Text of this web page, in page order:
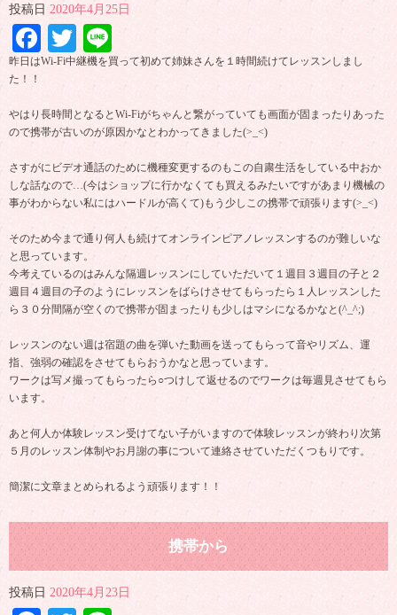
投稿日 2020年4月25日
Facebook
Twitter
昨日はWi-Fi中継機を買って初めて姉妹さんを１時間続けてレッスンしまし
た！！
やはり長時間となるとWi-Fiがちゃんと繋がっていても画面が固まったりあった
ので携帯が古いのが原因かなとわかってきました(>_<)
さすがにビデオ通話のために機種変更するのもこの自粛生活をしている中おか
しな話なので…(今はショップに行かなくても買えるみたいですがあまり機械の
事がわからない私にはハードルが高くて)もう少しこの携帯で頑張ります(>_<)
そのため今まで通り何人も続けてオンラインピアノレッスンするのが難しいな
と思っています。
今考えているのはみんな隔週レッスンにしていただいて１週目３週目の子と２
週目４週目の子のようにレッスンをばらけさせてもらったら１人レッスンした
ら３０分間隔が空くので携帯が固まったりも少しはマシになるかなと(^_^;)
レッスンのない週は宿題の曲を弾いた動画を送ってもらって音やリズム、運
指、強弱の確認をさせてもらおうかなと思っています。
ワークは写メ撮ってもらったら○つけして返せるのでワークは毎週見させてもら
います。
あと何人か体験レッスン受けてない子がいますので体験レッスンが終わり次第
５月のレッスン体制やお月謝の事について連絡させていただくつもりです。
簡潔に文章まとめられるよう頑張ります！！
携帯から
投稿日 2020年4月23日